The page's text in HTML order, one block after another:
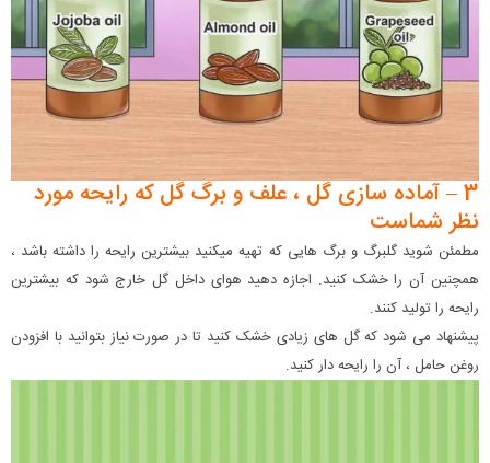
3 – آماده سازی گل ، علف و برگ گل که رایحه مورد
نظر شماست
مطمئن شوید گلبرگ و برگ هایی که تهیه میکنید بیشترین رایحه را داشته باشد ،
همچنین آن را خشک کنید. اجازه دهید هوای داخل گل خارج شود که بیشترین
رایحه را تولید کنند.
پیشنهاد می شود که گل های زیادی خشک کنید تا در صورت نیاز بتوانید با افزودن
روغن حامل ، آن را رایحه دار کنید.